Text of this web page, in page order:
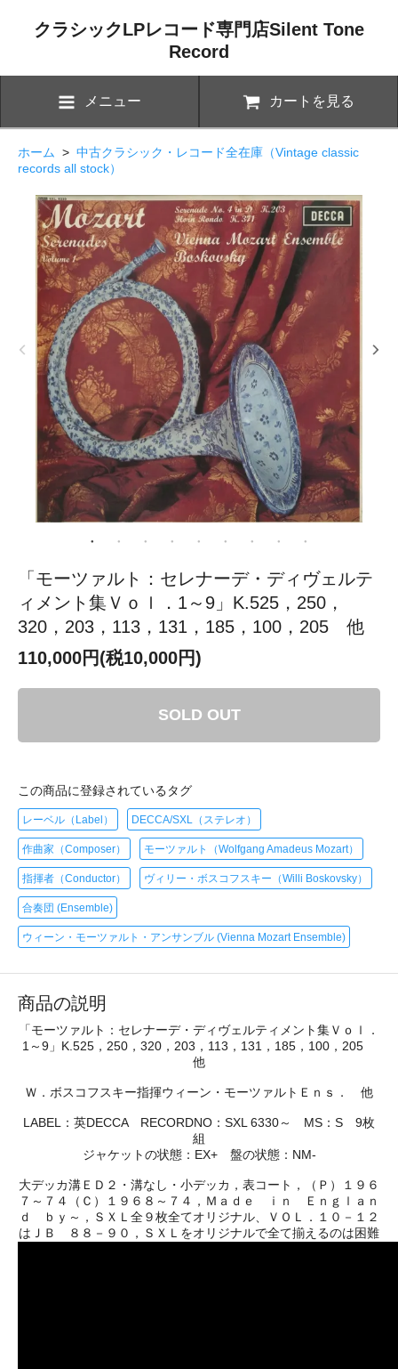
クラシックLPレコード専門店Silent Tone
Record
メニュー カートを見る
ホーム > 中古クラシック・レコード全在庫（Vintage classic
records all stock）
「モーツァルト：セレナーデ・ディヴェルテ
ィメント集Ｖｏｌ．1～9」K.525，250，
320，203，113，131，185，100，205 他
110,000円(税10,000円)
SOLD OUT
この商品に登録されているタグ
レーベル（Label） DECCA/SXL（ステレオ）
作曲家（Composer） モーツァルト（Wolfgang Amadeus Mozart）
指揮者（Conductor） ヴィリー・ボスコフスキー（Willi Boskovsky）
合奏団 (Ensemble)
ウィーン・モーツァルト・アンサンブル (Vienna Mozart Ensemble)
商品の説明
「モーツァルト：セレナーデ・ディヴェルティメント集Ｖｏｌ．
1～9」K.525，250，320，203，113，131，185，100，205
他
Ｗ．ボスコフスキー指揮ウィーン・モーツァルトＥｎｓ． 他
LABEL：英DECCA RECORDNO：SXL 6330～ MS：S 9枚
組
ジャケットの状態：EX+ 盤の状態：NM-
大デッカ溝ＥＤ２・溝なし・小デッカ，表コート，（Ｐ）１９６
７～７４（Ｃ）１９６８～７４，Ｍａｄｅ ｉｎ Ｅｎｇｌａｎ
ｄ ｂｙ～，ＳＸＬ全９枚全てオリジナル、ＶＯＬ．１０－１２
はＪＢ ８８－９０，ＳＸＬをオリジナルで全て揃えるのは困難